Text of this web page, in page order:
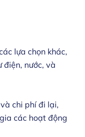
lựa chọn khác,
điện, nước, và
chi phí đi lại,
các hoạt động